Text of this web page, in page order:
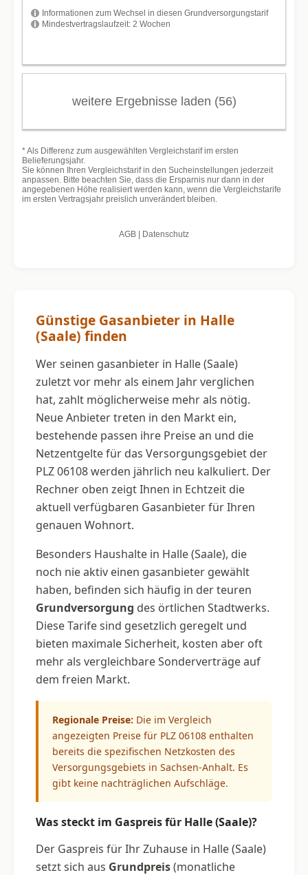
Günstige Gasanbieter in Halle
(Saale) finden
Wer seinen gasanbieter in Halle (Saale)
zuletzt vor mehr als einem Jahr verglichen
hat, zahlt möglicherweise mehr als nötig.
Neue Anbieter treten in den Markt ein,
bestehende passen ihre Preise an und die
Netzentgelte für das Versorgungsgebiet der
PLZ 06108 werden jährlich neu kalkuliert. Der
Rechner oben zeigt Ihnen in Echtzeit die
aktuell verfügbaren Gasanbieter für Ihren
genauen Wohnort.
Besonders Haushalte in Halle (Saale), die
noch nie aktiv einen gasanbieter gewählt
haben, befinden sich häufig in der teuren
Grundversorgung des örtlichen Stadtwerks.
Diese Tarife sind gesetzlich geregelt und
bieten maximale Sicherheit, kosten aber oft
mehr als vergleichbare Sonderverträge auf
dem freien Markt.
Regionale Preise: Die im Vergleich
angezeigten Preise für PLZ 06108 enthalten
bereits die spezifischen Netzkosten des
Versorgungsgebiets in Sachsen-Anhalt. Es
gibt keine nachträglichen Aufschläge.
Was steckt im Gaspreis für Halle (Saale)?
Der Gaspreis für Ihr Zuhause in Halle (Saale)
setzt sich aus Grundpreis(monatliche